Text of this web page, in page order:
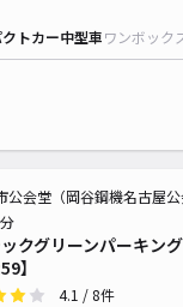
トカー中型車ワンボック
クグリーンパーキン
】
公会堂（岡谷鋼機名古屋
4.1 / 8件